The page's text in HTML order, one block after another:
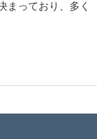
まっており、多く